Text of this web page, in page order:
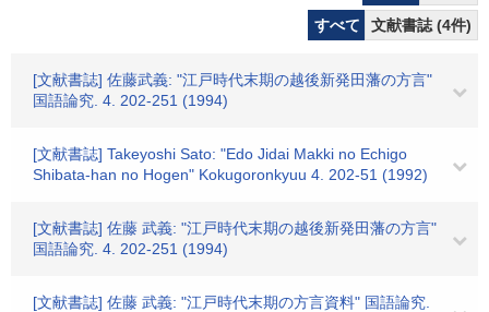
すべて
文献書誌 (4件)
[文献書誌] 佐藤武義: "江戸時代末期の越後新発田藩の方言"
国語論究. 4. 202-251 (1994)
[文献書誌] Takeyoshi Sato: "Edo Jidai Makki no Echigo
Shibata-han no Hogen" Kokugoronkyuu 4. 202-51 (1992)
[文献書誌] 佐藤 武義: "江戸時代末期の越後新発田藩の方言"
国語論究. 4. 202-251 (1994)
[文献書誌] 佐藤 武義: "江戸時代末期の方言資料" 国語論究.